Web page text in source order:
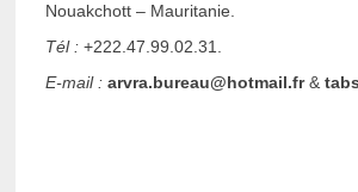
Nouakchott – Mauritanie.
Tél :+222.47.99.02.31.
E-mail : arvra.bureau@hotmail.fr&